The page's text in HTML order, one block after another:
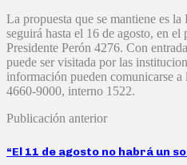
La propuesta que se mantiene es
seguirá hasta el 16 de agosto, en
Presidente Perón 4276. Con
puede ser visitada por las
información pueden comunicarse
4660-9000, interno 1522.
Publicación anterior
“El 11 de agosto no habrá un